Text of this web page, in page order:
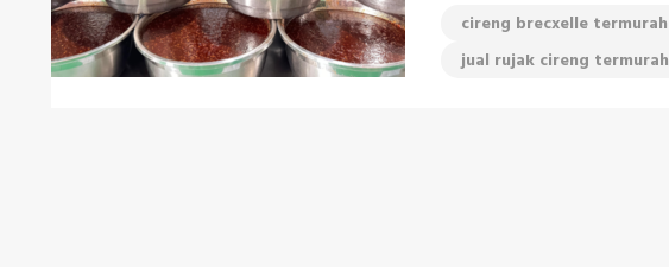
cireng brecxelle termurah
jual rujak cireng termurah